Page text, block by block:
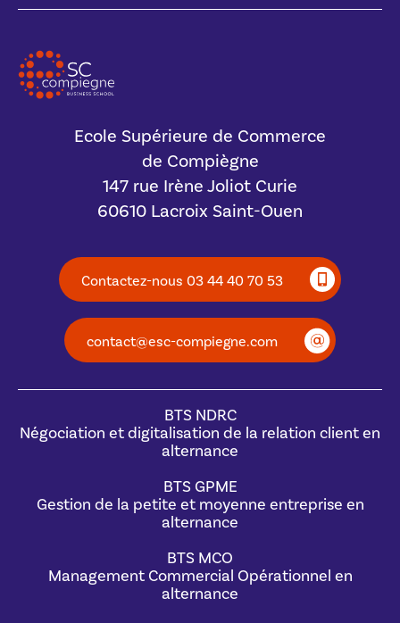
Ecole Supérieure de Commerce
de Compiègne
147 rue Irène Joliot Curie
60610 Lacroix Saint-Ouen
Contactez-nous 03 44 40 70 53
contact@esc-compiegne.com
BTS NDRC
Négociation et digitalisation de la relation client en
alternance
BTS GPME
Gestion de la petite et moyenne entreprise en
alternance
BTS MCO
Management Commercial Opérationnel en
alternance